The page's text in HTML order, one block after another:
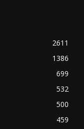
2611
1386
699
532
500
459